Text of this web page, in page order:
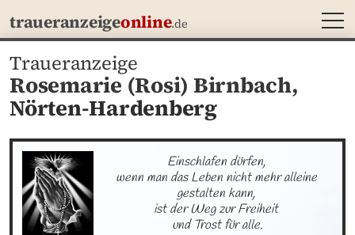
traueranzeigeonline.de
Traueranzeige
Rosemarie (Rosi) Birnbach,
Nörten-Hardenberg
Einschlafen dürfen,
wenn man das Leben nicht mehr alleine
gestalten kann,
ist der Weg zur Freiheit
und Trost für alle.